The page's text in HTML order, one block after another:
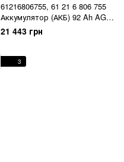
61216806755, 61 21 6 806 755
Аккумулятор (АКБ) 92 Ah AGM
BMW 1 G42/G87/ 3
F30/F31/F34/F35/ 4
F18/G30/G31/G38/ 6
F06/F12/F13/G32/ 7 G11/G12/ 8
21 443 грн
3